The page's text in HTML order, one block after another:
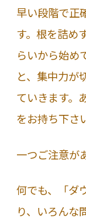
早い段階で正
す。根を詰め
らいから始め
と、集中力が
ていきます。
をお持ち下さ
一つご注意が
何でも、「ダ
り、いろんな